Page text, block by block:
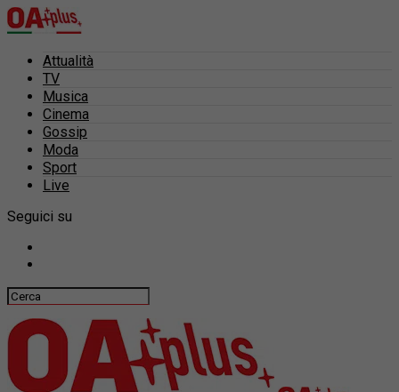
Attualità
TV
Musica
Cinema
Gossip
Moda
Sport
Live
Seguici su